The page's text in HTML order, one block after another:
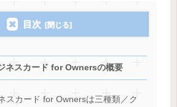
目次
ネスカード for Ownersの概要
スカード for Ownersは三種類／ク